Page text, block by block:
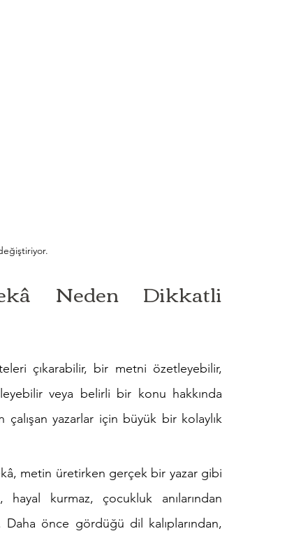
Neden Dikkatli
çıkarabilir, bir metni özetleyebilir,
veya belirli bir konu hakkında
çalışan yazarlar için büyük bir kolaylık
metin üretirken gerçek bir yazar gibi
kurmaz, çocukluk anılarından
önce gördüğü dil kalıplarından,